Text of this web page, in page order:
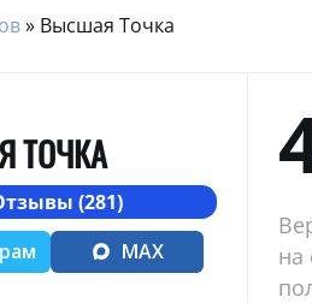
» Высшая Точка
ТОЧКА
(281)
MAX
на